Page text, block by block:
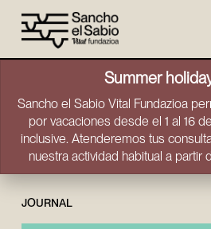
Summer
Sancho el Sabio Vital Fundazioa
por vacaciones desde el 1 al 16
inclusive. Atenderemos tus
nuestra actividad habitual a partir
JOURNAL